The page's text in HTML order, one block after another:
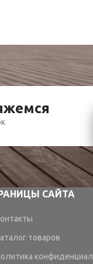
САЙТА
товаров